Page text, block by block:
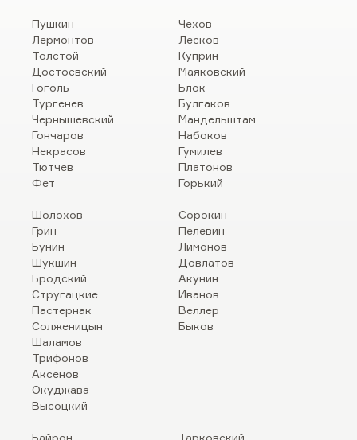
Пушкин
Лермонтов
Толстой
Достоевский
Гоголь
Тургенев
Чернышевский
Гончаров
Некрасов
Тютчев
Фет
Чехов
Лесков
Куприн
Маяковский
Блок
Булгаков
Мандельштам
Набоков
Гумилев
Платонов
Горький
Шолохов
Грин
Бунин
Шукшин
Бродский
Стругацкие
Пастернак
Солженицын
Шаламов
Трифонов
Аксенов
Окуджава
Высоцкий
Сорокин
Пелевин
Лимонов
Довлатов
Акунин
Иванов
Веллер
Быков
Байрон Тарковский